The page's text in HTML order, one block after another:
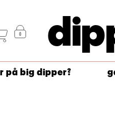
på big dipper?